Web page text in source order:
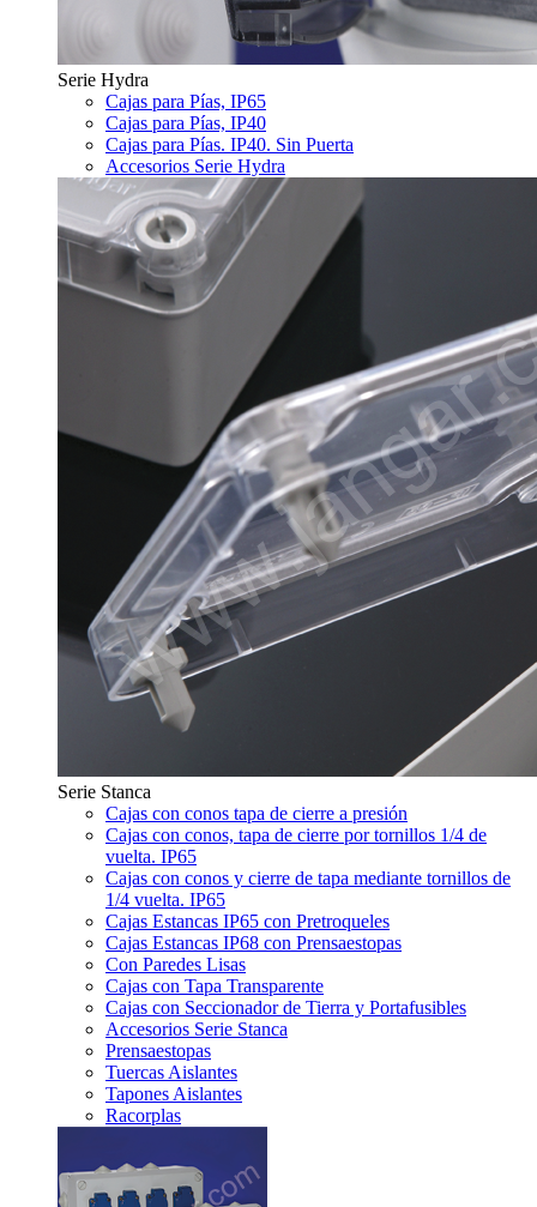
Serie Hydra
Cajas para Pías, IP65
Cajas para Pías, IP40
Cajas para Pías. IP40. Sin Puerta
Accesorios Serie Hydra
Serie Stanca
Cajas con conos tapa de cierre a presión
Cajas con conos, tapa de cierre por tornillos 1/4 de
vuelta. IP65
Cajas con conos y cierre de tapa mediante tornillos de
1/4 vuelta. IP65
Cajas Estancas IP65 con Pretroqueles
Cajas Estancas IP68 con Prensaestopas
Con Paredes Lisas
Cajas con Tapa Transparente
Cajas con Seccionador de Tierra y Portafusibles
Accesorios Serie Stanca
Prensaestopas
Tuercas Aislantes
Tapones Aislantes
Racorplas